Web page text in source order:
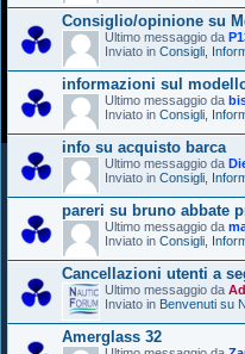
Consiglio/opinione su
Ultimo messaggio da
Inviato in Consigli,
informazioni sul
Ultimo messaggio da
Inviato in Consigli,
info su acquisto barca
Ultimo messaggio da
Inviato in Consigli,
pareri su bruno abbate
Ultimo messaggio da
Inviato in Consigli,
Cancellazioni utenti a
Ultimo messaggio da
Inviato in Benvenuti su
Amerglass 32